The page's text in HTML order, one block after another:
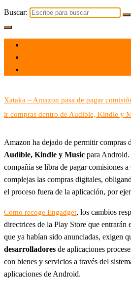
Buscar:
Xataka – Amazon pasa de pagar
ir compras dentro de Audible, Kindle y
Amazon ha dejado de permitir compras
Audible, Kindle y Music para
compañía se libra de pagar comisiones
complejas las compras digitales,
el proceso fuera de la aplicación, por
Como recoge Engadget, los cambios
directrices de la Play Store que entrarán
que ya habían sido anunciadas, exigen
desarrolladores de aplicaciones
con bienes y servicios a través del
aplicaciones de Android.